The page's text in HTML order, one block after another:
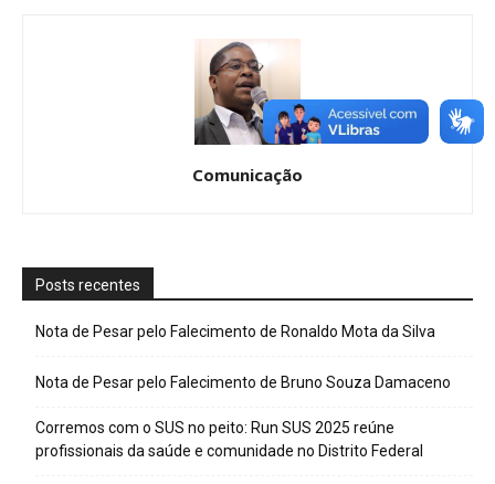
Comunicação
Posts recentes
Nota de Pesar pelo Falecimento de Ronaldo Mota da Silva
Nota de Pesar pelo Falecimento de Bruno Souza Damaceno
Corremos com o SUS no peito: Run SUS 2025 reúne
profissionais da saúde e comunidade no Distrito Federal